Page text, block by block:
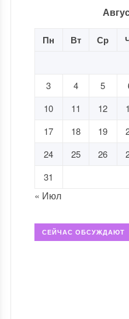
Пн Вт Ср
3
4 5
10
11 12
17
18 19
24
25 26
31
« Июл
СЕЙЧАС ОБСУЖДАЮТ